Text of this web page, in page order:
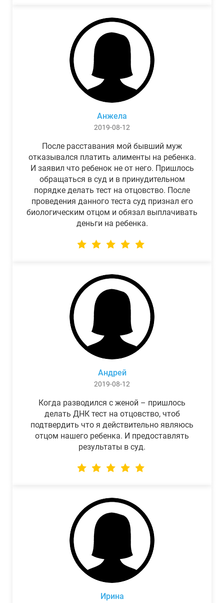
Анжела
2019-08-12
После расставания мой бывший муж
отказывался платить алименты на ребенка.
И заявил что ребенок не от него. Пришлось
обращаться в суд и в принудительном
порядке делать тест на отцовство. После
проведения данного теста суд признал его
биологическим отцом и обязал выплачивать
деньги на ребенка.
Андрей
2019-08-12
Когда разводился с женой – пришлось
делать ДНК тест на отцовство, чтоб
подтвердить что я действительно являюсь
отцом нашего ребенка. И предоставлять
результаты в суд.
Ирина